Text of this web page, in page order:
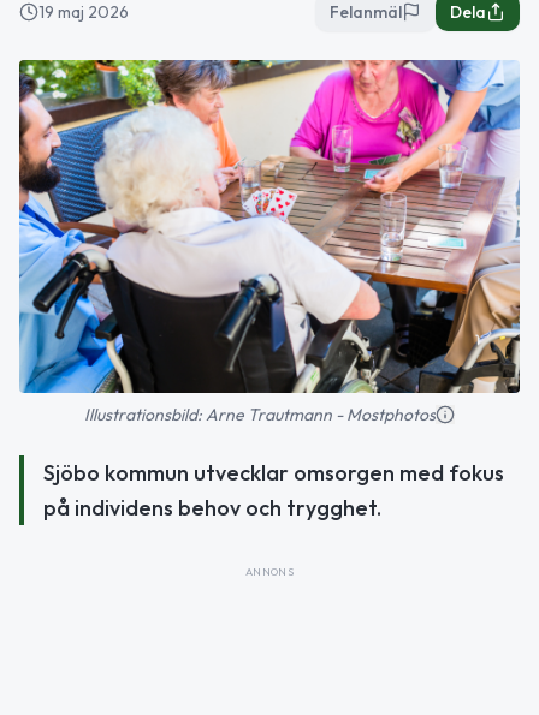
19 maj 2026 Felanmäl Dela
Illustrationsbild: Arne Trautmann - Mostphotos
Sjöbo kommun utvecklar omsorgen med fokus
på individens behov och trygghet.
ANNONS